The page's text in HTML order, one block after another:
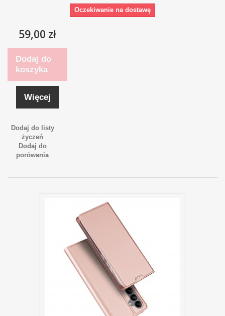
Oczekiwanie na dostawę
59,00 zł
Dodaj do
koszyka
Więcej
Dodaj do listy
życzeń
Dodaj do
porówania